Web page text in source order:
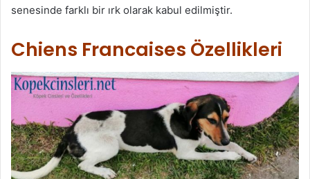
senesinde farklı bir ırk olarak kabul edilmiştir.
Chiens Francaises Özellikleri